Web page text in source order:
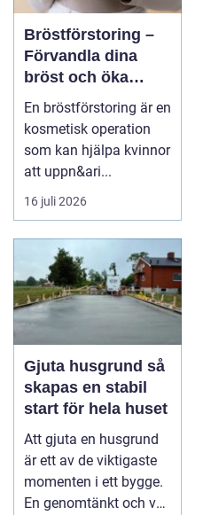
Bröstförstoring –
Förvandla dina
bröst och öka
självförtroendet
En bröstförstoring är en
kosmetisk operation
som kan hjälpa kvinnor
att uppn&ari...
16 juli 2026
Gjuta husgrund så
skapas en stabil
start för hela huset
Att gjuta en husgrund
är ett av de viktigaste
momenten i ett bygge.
En genomtänkt och väl